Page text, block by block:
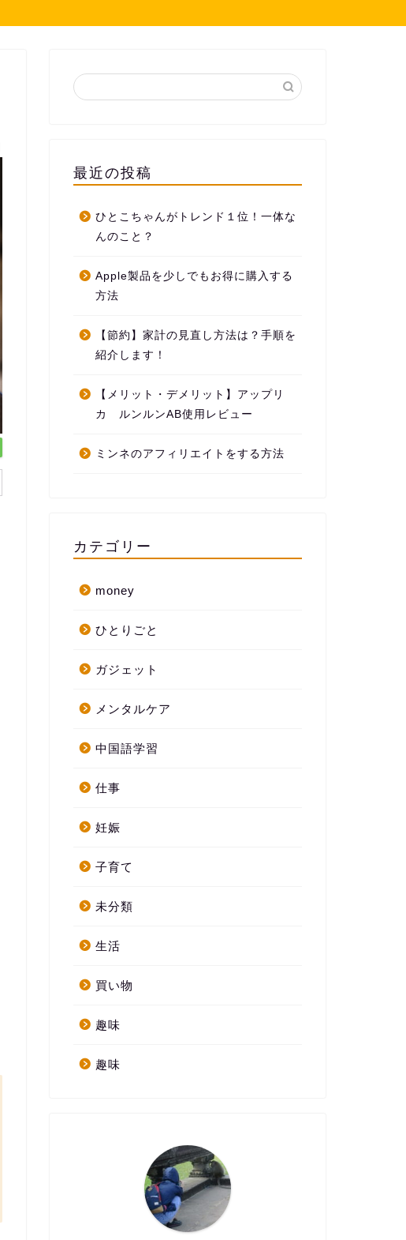
最近の投稿
ひとこちゃんがトレンド１位！一体な
んのこと？
Apple製品を少しでもお得に購入する
方法
【節約】家計の見直し方法は？手順を
紹介します！
【メリット・デメリット】アップリ
カ ルンルンAB使用レビュー
ミンネのアフィリエイトをする方法
カテゴリー
money
ひとりごと
ガジェット
メンタルケア
中国語学習
仕事
妊娠
子育て
未分類
生活
買い物
趣味
趣味